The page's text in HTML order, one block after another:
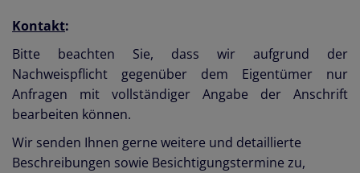
Kontakt:
Bitte beachten Sie, dass wir aufgrund der
Nachweispflicht gegenüber dem Eigentümer nur
Anfragen mit vollständiger Angabe der Anschrift
bearbeiten können.
Wir senden Ihnen gerne weitere und detaillierte
Beschreibungen sowie Besichtigungstermine zu,